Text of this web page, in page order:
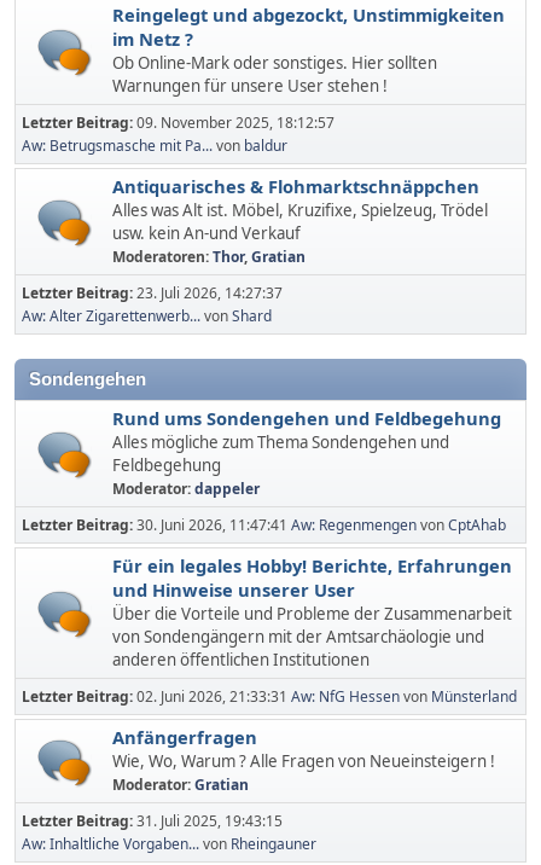
Reingelegt und abgezockt, Unstimmigkeiten
im Netz ?
Ob Online-Mark oder sonstiges. Hier sollten
Warnungen für unsere User stehen !
Letzter Beitrag:09. November 2025, 18:12:57
Aw: Betrugsmasche mit Pa...von baldur
Antiquarisches & Flohmarktschnäppchen
Alles was Alt ist. Möbel, Kruzifixe, Spielzeug, Trödel
usw. kein An-und Verkauf
Moderatoren:Thor,Gratian
Letzter Beitrag:23. Juli 2026, 14:27:37
Aw: Alter Zigarettenwerb...vonShard
Sondengehen
Rund ums Sondengehen und Feldbegehung
Alles mögliche zum Thema Sondengehen und
Feldbegehung
Moderator:dappeler
Letzter Beitrag:30. Juni 2026, 11:47:41 Aw: RegenmengenvonCptAhab
Für ein legales Hobby! Berichte, Erfahrungen
und Hinweise unserer User
Über die Vorteile und Probleme der Zusammenarbeit
von Sondengängern mit der Amtsarchäologie und
anderen öffentlichen Institutionen
Letzter Beitrag:02. Juni 2026, 21:33:31 Aw: NfG Hessenvon Münsterland
Anfängerfragen
Wie, Wo, Warum ? Alle Fragen von Neueinsteigern !
Moderator:Gratian
Letzter Beitrag:31. Juli 2025, 19:43:15
Aw: Inhaltliche Vorgaben...von Rheingauner